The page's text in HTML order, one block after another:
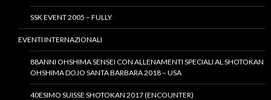
SSK EVENT 2005 – FULLY
EVENTI INTERNAZIONALI
88ANNI OHSHIMA SENSEI CON ALLENAMENTI SPECIALI AL SHOTOKAN
OHSHIMA DOJO SANTA BARBARA 2018 – USA
40ESIMO SUISSE SHOTOKAN 2017 (ENCOUNTER)